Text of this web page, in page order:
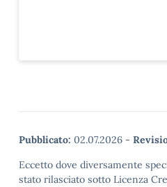
Pubblicato: 02.07.2026 -
Eccetto dove diversamente
stato rilasciato sotto Licenza